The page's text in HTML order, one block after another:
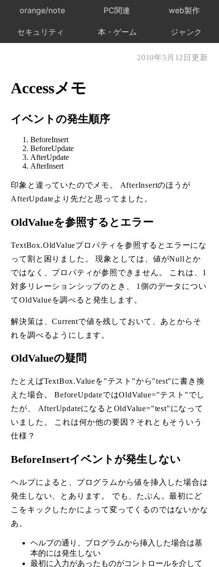
orange/note PC関連 web製作
セキュリティ 本・ゲーム ジャンク
2010年5月12日更新
Accessメモ
イベントの発生順序
BeforeInsert
BeforeUpdate
AfterUpdate
AfterInsert
印象と違っていたのでメモ。 AfterInsertのほうが
AfterUpdateより先だと思ってました。
OldValueを参照するとエラー
TextBox.OldValueプロパティを参照するとエラーにな
って割と困りました。 現象としては、値がNullとか
ではなく、プロパティが参照できません。 これは、1
対多リレーションシップのとき、 1側のデータについ
てOldValueを調べると発生します。
解決策は、Currentで値を残しておいて、あとからそ
れを調べるようにします。
OldValueの疑問
たとえばTextBox.Valueを"テスト"から"test"に書き換
えた場合。 BeforeUpdateではOldValue="テスト"でし
たが、 AfterUpdateになるとOldValue="test"になって
いました。 これは何か他の要因？それともそういう
仕様？
BeforeInsertイベントが発生しない
ヘルプによると、プログラムから値を挿入した場合は
発生しない、とあります。 でも、たぶん。最初にど
こをキックしたかによって変ってくるのではないかな
あ。
ヘルプの通り、プログラムから挿入した場合は基
本的には発生しない
最初に入力があったものがコントロールを介して